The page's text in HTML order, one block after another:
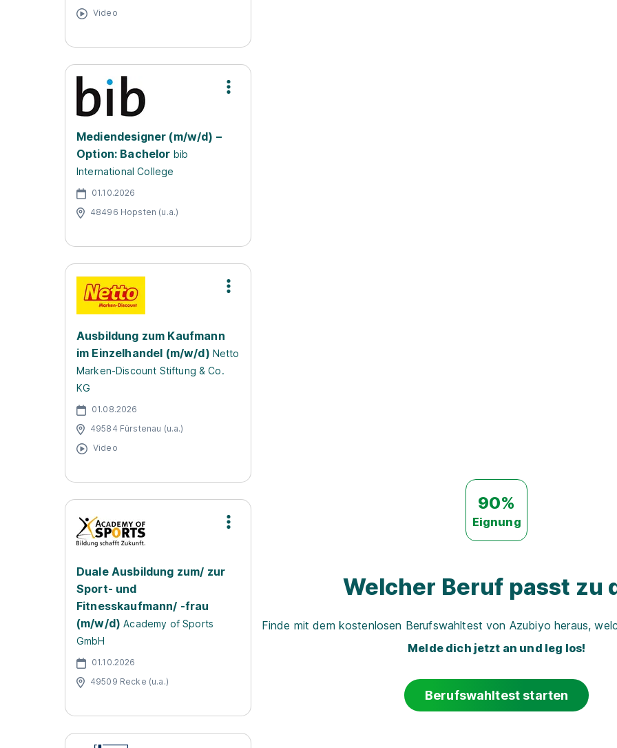
Video
Mediendesigner (m/w/d) –
Option: Bachelor bib
International College
01.10.2026
48496 Hopsten (u.a.)
Ausbildung zum Kaufmann
im Einzelhandel (m/w/d) Netto
Marken-Discount Stiftung & Co.
KG
01.08.2026
49584 Fürstenau (u.a.)
Video
Duale Ausbildung zum/ zur
Sport- und
Fitnesskaufmann/ -frau
(m/w/d) Academy of Sports
GmbH
01.10.2026
49509 Recke (u.a.)
90%
Eignung
Welcher Beruf passt zu
Finde mit dem kostenlosen Berufswahltest von Azubiyo heraus,
Melde dich jetzt an und leg los!
Berufswahltest starten